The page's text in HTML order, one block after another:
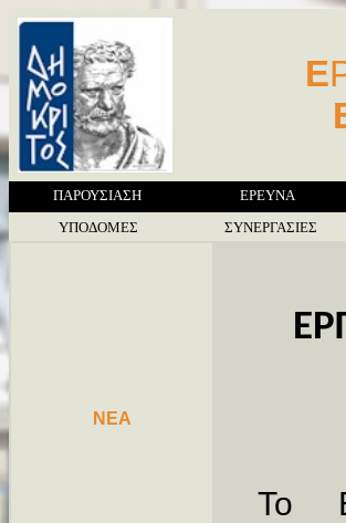
Ε
ΠΑΡΟΥΣΙΑΣΗ ΕΡΕΥΝΑ
ΥΠΟΔΟΜΕΣ
ΣΥΝΕΡΓΑΣΙΕΣ
NEA
Το